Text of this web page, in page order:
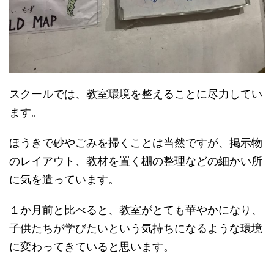
スクールでは、教室環境を整えることに尽力してい
ます。
ほうきで砂やごみを掃くことは当然ですが、掲示物
のレイアウト、教材を置く棚の整理などの細かい所
に気を遣っています。
１か月前と比べると、教室がとても華やかになり、
子供たちが学びたいという気持ちになるような環境
に変わってきていると思います。